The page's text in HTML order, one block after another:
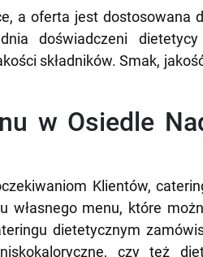
a oferta jest dostosowana
doświadczeni
składników. Smak,
w Osiedle
Klientów,
własnego menu, które
dietetycznym
czy też